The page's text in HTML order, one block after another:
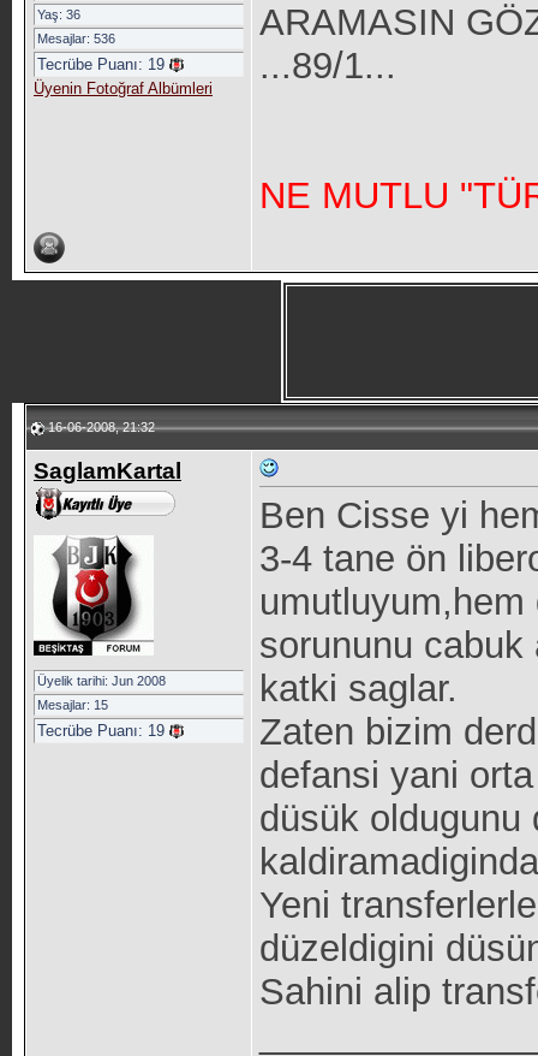
Yaş: 36
Mesajlar: 536
Tecrübe Puanı: 19
Üyenin Fotoğraf Albümleri
ARAMASIN
...89/1...
NE MUTLU
16-06-2008, 21:32
SaglamKartal
Üyelik tarihi: Jun 2008
Mesajlar: 15
Tecrübe Puanı: 19
Ben Cisse yi
3-4 tane ön
sorununu
katki saglar.
Zaten bizim
defansi yani
düsük oldugunu
Yeni
düzeldigini
Sahini alip